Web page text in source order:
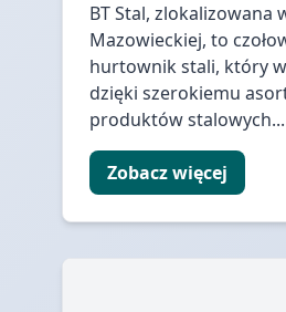
BT Stal, zlokalizowana
Mazowieckiej, to
hurtownik stali, który
dzięki szerokiemu
produktów stalowych...
Zobacz więcej